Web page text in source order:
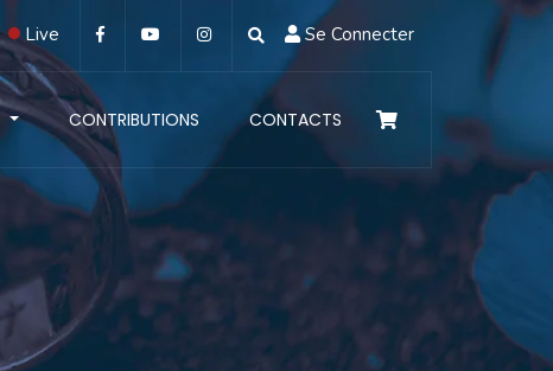
Live Se Connecter
CONTRIBUTIONS CONTACTS